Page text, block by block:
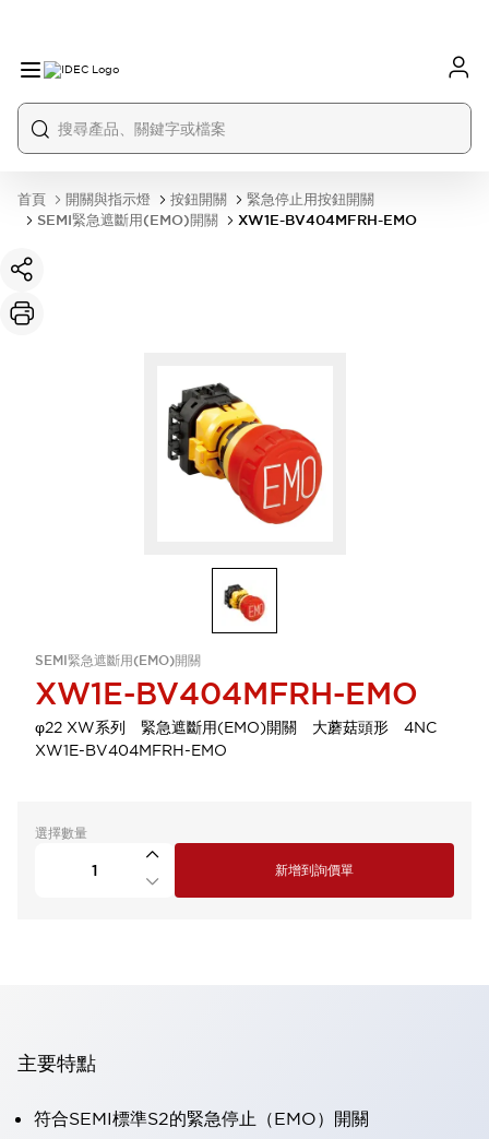
首頁 開關與指示燈 按鈕開關
緊急停止用按鈕開關
SEMI緊急遮斷用(EMO)開關
XW1E-BV404MFRH-EMO
SEMI緊急遮斷用(EMO)開關
XW1E-BV404MFRH-EMO
φ22 XW系列 緊急遮斷用(EMO)開關 大蘑菇頭形 4NC
XW1E-BV404MFRH-EMO
選擇數量
新增到詢價單
主要特點
符合SEMI標準S2的緊急停止（EMO）開關